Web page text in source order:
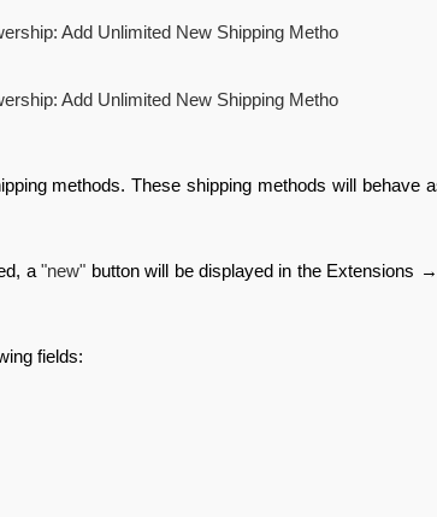
methods. These shipping methods will behave
a"new" button will be displayed in the Extensions
fields: